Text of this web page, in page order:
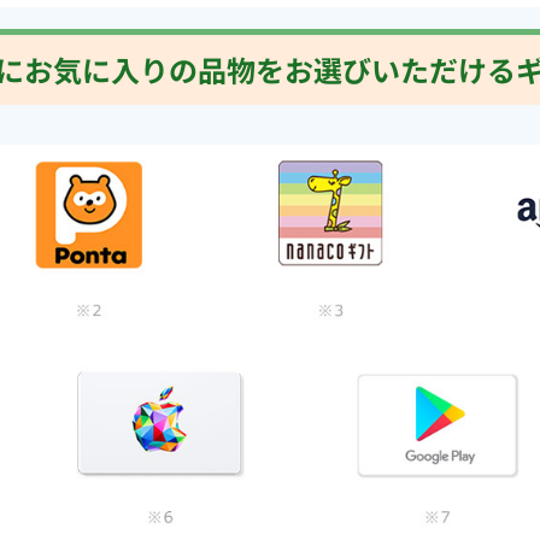
お気に入りの品物をお選びいただける